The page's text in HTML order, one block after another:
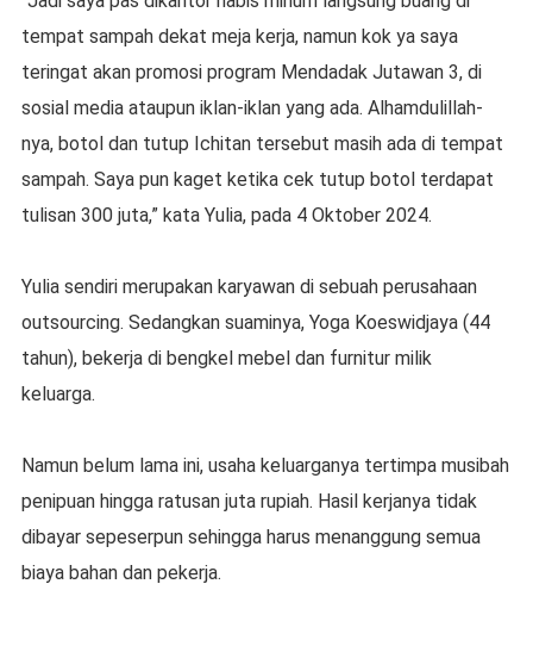
tempat sampah dekat meja kerja, namun kok ya saya
teringat akan promosi program Mendadak Jutawan 3, di
sosial media ataupun iklan-iklan yang ada. Alhamdulillah-
nya, botol dan tutup Ichitan tersebut masih ada di tempat
sampah. Saya pun kaget ketika cek tutup botol terdapat
tulisan 300 juta,” kata Yulia, pada 4 Oktober 2024.
Yulia sendiri merupakan karyawan di sebuah perusahaan
outsourcing. Sedangkan suaminya, Yoga Koeswidjaya (44
tahun), bekerja di bengkel mebel dan furnitur milik
keluarga.
Namun belum lama ini, usaha keluarganya tertimpa musibah
penipuan hingga ratusan juta rupiah. Hasil kerjanya tidak
dibayar sepeserpun sehingga harus menanggung semua
biaya bahan dan pekerja.